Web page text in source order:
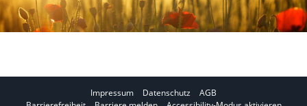
Impressum Datenschutz
AGB